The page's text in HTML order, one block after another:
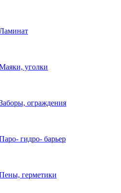
уголки
ограждения
гидро- барьер
герметики